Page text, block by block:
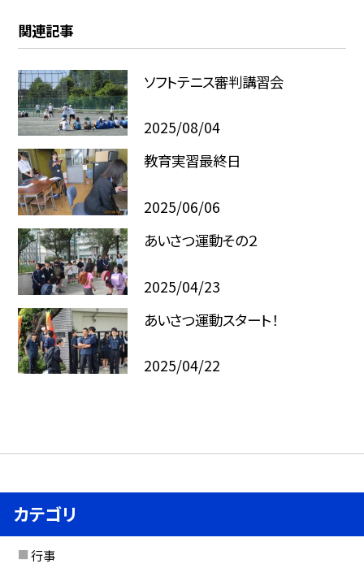
関連記事
ソフトテニス審判講習会
2025/08/04
教育実習最終日
2025/06/06
あいさつ運動その２
2025/04/23
あいさつ運動スタート！
2025/04/22
カテゴリ
行事